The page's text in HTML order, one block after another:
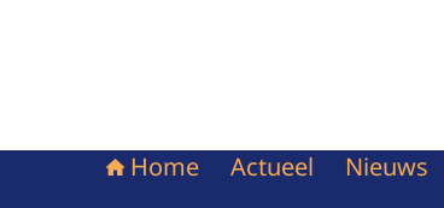
Home Actueel Nieuws